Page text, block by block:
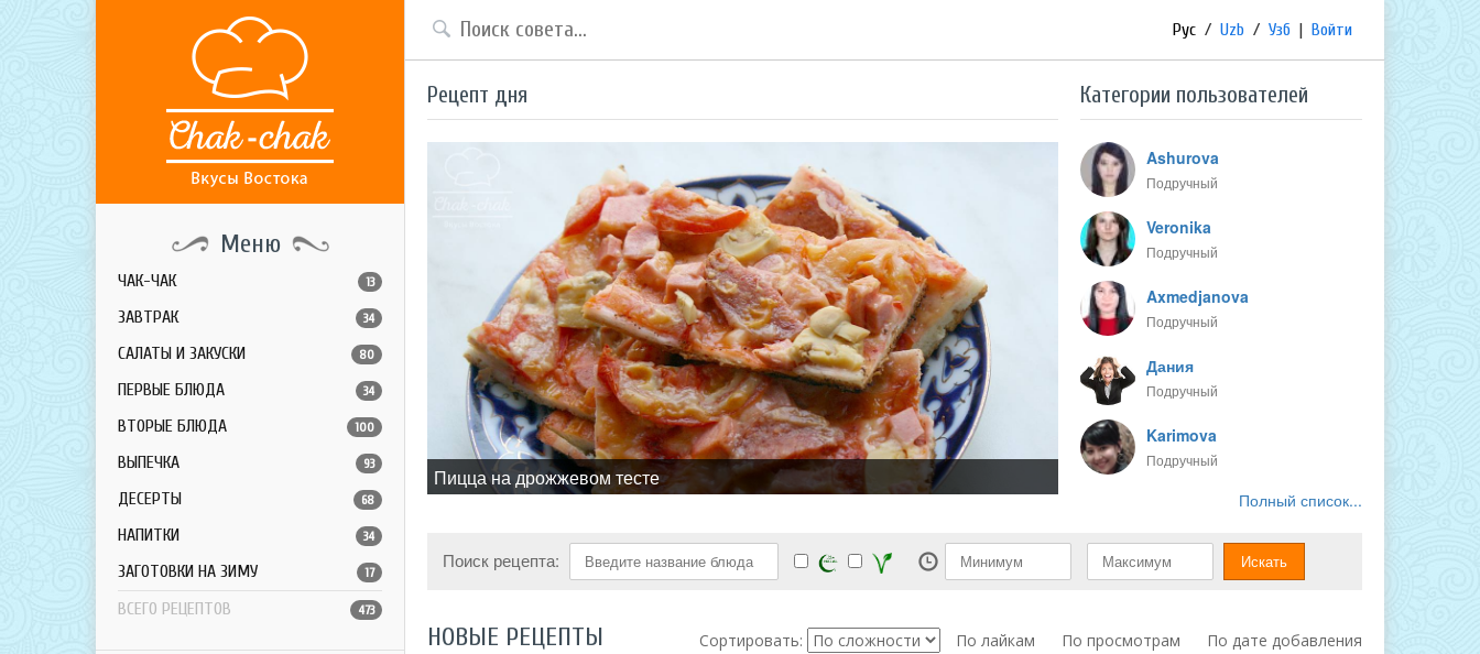
Меню
ЧАК-ЧАК 13
ЗАВТРАК 34
САЛАТЫ И ЗАКУСКИ 80
ПЕРВЫЕ БЛЮДА 34
ВТОРЫЕ БЛЮДА 100
ВЫПЕЧКА 93
ДЕСЕРТЫ 68
НАПИТКИ 34
ЗАГОТОВКИ НА ЗИМУ 17
ВСЕГО РЕЦЕПТОВ 473
Рус / Uzb / Узб | Войти
Рецепт дня
Пицца на дрожжевом тесте
Категории пользователей
Ashurova
Подручный
Veronika
Подручный
Axmedjanova
Подручный
Дания
Подручный
Karimova
Подручный
Полный список...
Поиск рецепта:
НОВЫЕ РЕЦЕПТЫ Сортировать: По лайкам По просмотрам По дате добавления